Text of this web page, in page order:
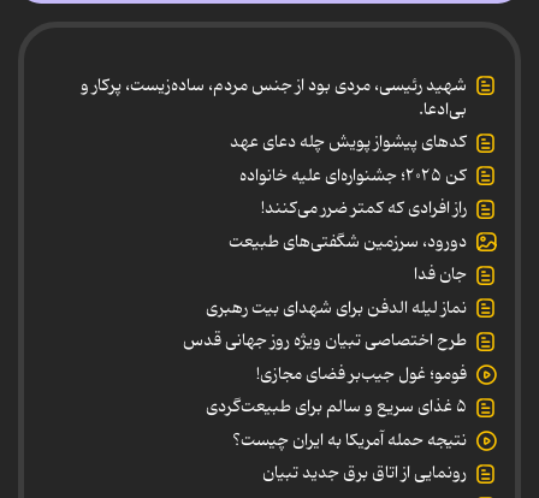
شهید رئیسی، مردی بود از جنس مردم، ساده‌زیست، پرکار و
بی‌ادعا.
کدهای پیشواز پویش چله دعای عهد
کن ۲۰۲۵؛ جشنواره‌ای علیه خانواده
راز افرادی که کمتر ضرر می‌کنند!
دورود، سرزمین شگفتی‌های طبیعت
جان فدا
نماز لیله الدفن برای شهدای بیت رهبری
طرح اختصاصی تبیان ویژه روز جهانی قدس
فومو؛ غول جیب‌بر فضای مجازی!
۵ غذای سریع و سالم برای طبیعت‌گردی
نتیجه حمله آمریکا به ایران چیست؟
رونمایی از اتاق برق جدید تبیان